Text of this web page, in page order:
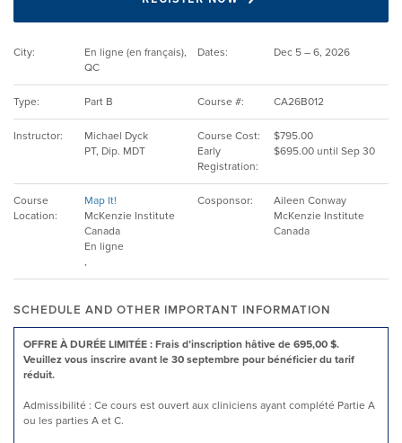
PRODUCTS
USEFUL LINKS
City:
En ligne (en français),
QC
Dates: Dec 5 – 6, 2026
Type: Part B Course #: CA26B012
Instructor:
Michael Dyck
PT, Dip. MDT
Course Cost:
Early
Registration:
$795.00
$695.00 until Sep 30
Course
Location:
Map It!
McKenzie Institute
Canada
En ligne
,
Cosponsor:
Aileen Conway
McKenzie Institute
Canada
SCHEDULE AND OTHER IMPORTANT INFORMATION
OFFRE À DURÉE LIMITÉE : Frais d’inscription hâtive de 695,00 $.
Veuillez vous inscrire avant le 30 septembre pour bénéficier du tarif
réduit.
Admissibilité : Ce cours est ouvert aux cliniciens ayant complété Partie A
ou les parties A et C.